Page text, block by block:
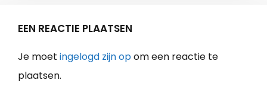
EEN REACTIE PLAATSEN
Je moet ingelogd zijn opom een reactie te
plaatsen.